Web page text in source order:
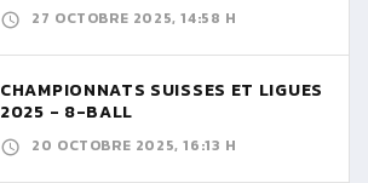
27 OCTOBRE 2025, 14:58 H
CHAMPIONNATS SUISSES ET LIGUES
2025 - 8-BALL
20 OCTOBRE 2025, 16:13 H